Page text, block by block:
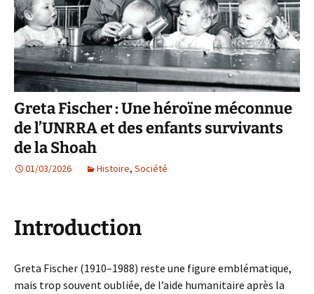
Greta Fischer : Une héroïne méconnue
de l’UNRRA et des enfants survivants
de la Shoah
01/03/2026 Histoire, Société
Introduction
Greta Fischer (1910–1988) reste une figure emblématique,
mais trop souvent oubliée, de l’aide humanitaire après la